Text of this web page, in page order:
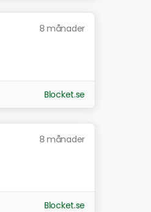
8 månader
Blocket.se
8 månader
Blocket.se